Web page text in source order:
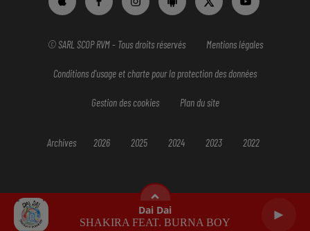
Dai Dai
SHAKIRA FEAT. BURNA BOY
© SARL SCOP RVM - Tous droits réservés Mentions légales
Conditions d'usage et charte pour la protection des données
Gestion des cookies Plan du site
Archives 2026 2025 2024 2023 2022